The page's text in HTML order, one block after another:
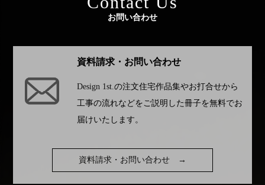
お問い合わせ
資料請求・お問い合わせ
Design 1st.の注文住宅作品集やお打合せから
工事の流れなどをご説明した冊子を無料でお
届けいたします。
資料請求・お問い合わせ →